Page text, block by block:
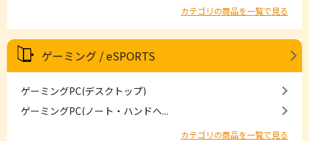
カテゴリの商品を一覧で見る
ゲーミング / eSPORTS
ゲーミングPC(デスクトップ)
ゲーミングPC(ノート・ハンドヘ...
カテゴリの商品を一覧で見る